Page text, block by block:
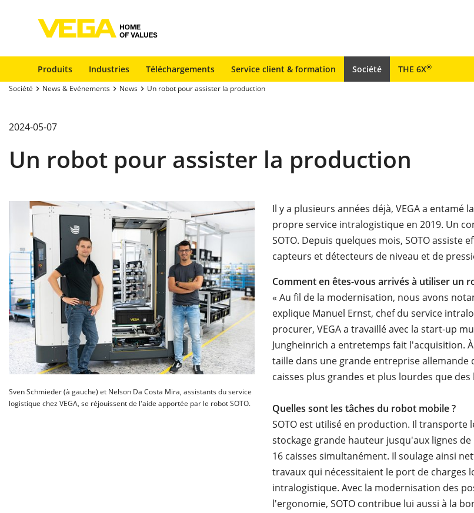
Produits Industries Téléchargements Service client & formation Société THE 6X®
Société News & Evénements News Un robot pour assister la production
2024-05-07
Un robot pour assister la production
Sven Schmieder (à gauche) et Nelson Da Costa Mira, assistants du service
logistique chez VEGA, se réjouissent de l'aide apportée par le robot SOTO.
Il y a plusieurs années déjà, VEGA a
propre service intralogistique en 2019. Un
SOTO. Depuis quelques mois, SOTO
capteurs et détecteurs de niveau et de
Comment en êtes-vous arrivés à utiliser un
« Au fil de la modernisation, nous avons
explique Manuel Ernst, chef du service
procurer, VEGA a travaillé avec la start-up
Jungheinrich a entretemps fait l'acquisition.
taille dans une grande entreprise allemande
caisses plus grandes et plus lourdes que
Quelles sont les tâches du robot mobile ?
SOTO est utilisé en production. Il transporte
stockage grande hauteur jusqu'aux lignes
16 caisses simultanément. Il soulage ainsi
travaux qui nécessitaient le port de charges
intralogistique. Avec la modernisation des
l'ergonomie, SOTO contribue lui aussi à la